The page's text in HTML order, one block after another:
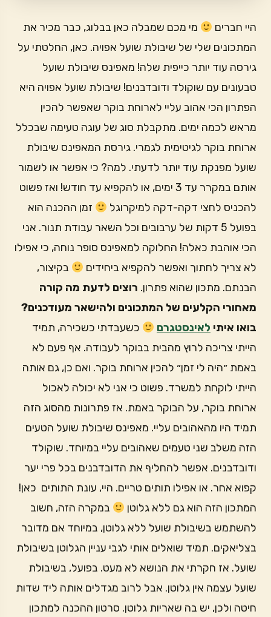
היי חברים
מי מכם שמבלה כאן בבלוג, כבר מכיר את
המתכונים שלי של שיבולת שועל אפויה. כאן, החלטתי על
גירסה עוד יותר כייפית שלה! מאפינס שיבולת שועל
טבעונים עם שוקולד ודובדבנים! שיבולת שועל אפויה היא
הפתרון הכי אהוב עליי לארוחת בוקר שאפשר להכין
מראש לכמה ימים. מתקבלת סוג של עוגה טעימה שבכלל
ארוחת בוקר לגיטימית לגמרי. גירסת המאפינס שיבולת
שועל מפנקת עוד יותר לדעתי. למה? כי אפשר או לשמור
אותם במקרר עד 3 ימים, או להקפיא עד חודש! ואז פשוט
להכניס לחצי דקה-דקה למיקרוגל
זמן ההכנה הוא
בפועל 5 דקות של ערבובים וכל השאר עבודת תנור. אני
הכי אוהבת כאלה! החלוקה למאפינס סופר נוחה, כי אפילו
לא צריך לחתוך ואפשר להקפיא ביחידים
בקיצור,
הבנתם. מתכון שהוא פתרון. רוצים לדעת מה קורה
מאחורי הקלעים של המתכונים ולהישאר מעודכנים?
בואו איתי לאינסטגרם
כשעבדתי כשכירה, תמיד
הייתי צריכה לרוץ מהבית בבוקר לעבודה. אף פעם לא
באמת ״היה לי זמן״ להכין ארוחת בוקר. ואם כן, גם אותה
הייתי לוקחת למשרד. פשוט כי אני לא יכולה לאכול
ארוחת בוקר, על הבוקר באמת. אז פתרונות מהסוג הזה
תמיד היו מהאהובים עליי. מאפינס שיבולת שועל הטעים
הזה משלב שני טעמים שאהובים עליי במיוחד. שוקולד
ודובדבנים. אפשר להחליף את הדובדבנים בכל פרי יער
קפוא אחר. או אפילו תותים טריים. היי, עונת התותים כאן!
המתכון הזה הוא גם ללא גלוטן
במקרה הזה, חשוב
להשתמש בשיבולת שועל ללא גלוטן, במיוחד אם מדובר
בצליאקים. תמיד שואלים אותי לגבי עניין הגלוטן בשיבולת
שועל. אז חקרתי את הנושא לא מעט. בפועל, בשיבולת
שועל עצמה אין גלוטן. אבל לרוב מגדלים אותה ליד שדות
חיטה ולכן, יש בה שאריות גלוטן. סרטון ההכנה למתכון